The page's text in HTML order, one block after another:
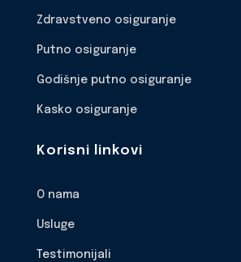
Zdravstveno osiguranje
Putno osiguranje
Godišnje putno osiguranje
Kasko osiguranje
Korisni linkovi
O nama
Usluge
Testimonijali